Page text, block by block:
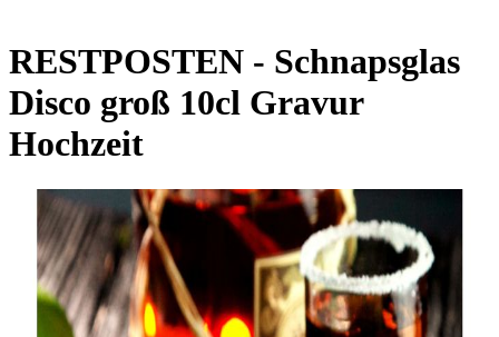
RESTPOSTEN - Schnapsglas
Disco groß 10cl Gravur
Hochzeit